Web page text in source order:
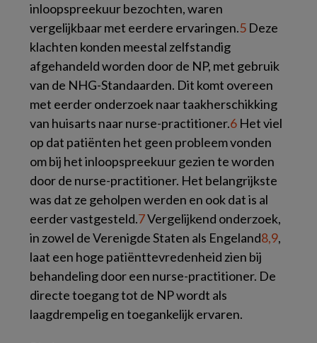
inloopspreekuur bezochten, waren
vergelijkbaar met eerdere ervaringen.5 Deze
klachten konden meestal zelfstandig
afgehandeld worden door de NP, met gebruik
van de NHG-Standaarden. Dit komt overeen
met eerder onderzoek naar taakherschikking
van huisarts naar nurse-practitioner.6 Het viel
op dat patiënten het geen probleem vonden
om bij het inloopspreekuur gezien te worden
door de nurse-practitioner. Het belangrijkste
was dat ze geholpen werden en ook dat is al
eerder vastgesteld.7Vergelijkend onderzoek,
in zowel de Verenigde Staten als Engeland8,9,
laat een hoge patiënttevredenheid zien bij
behandeling door een nurse-practitioner. De
directe toegang tot de NP wordt als
laagdrempelig en toegankelijk ervaren.